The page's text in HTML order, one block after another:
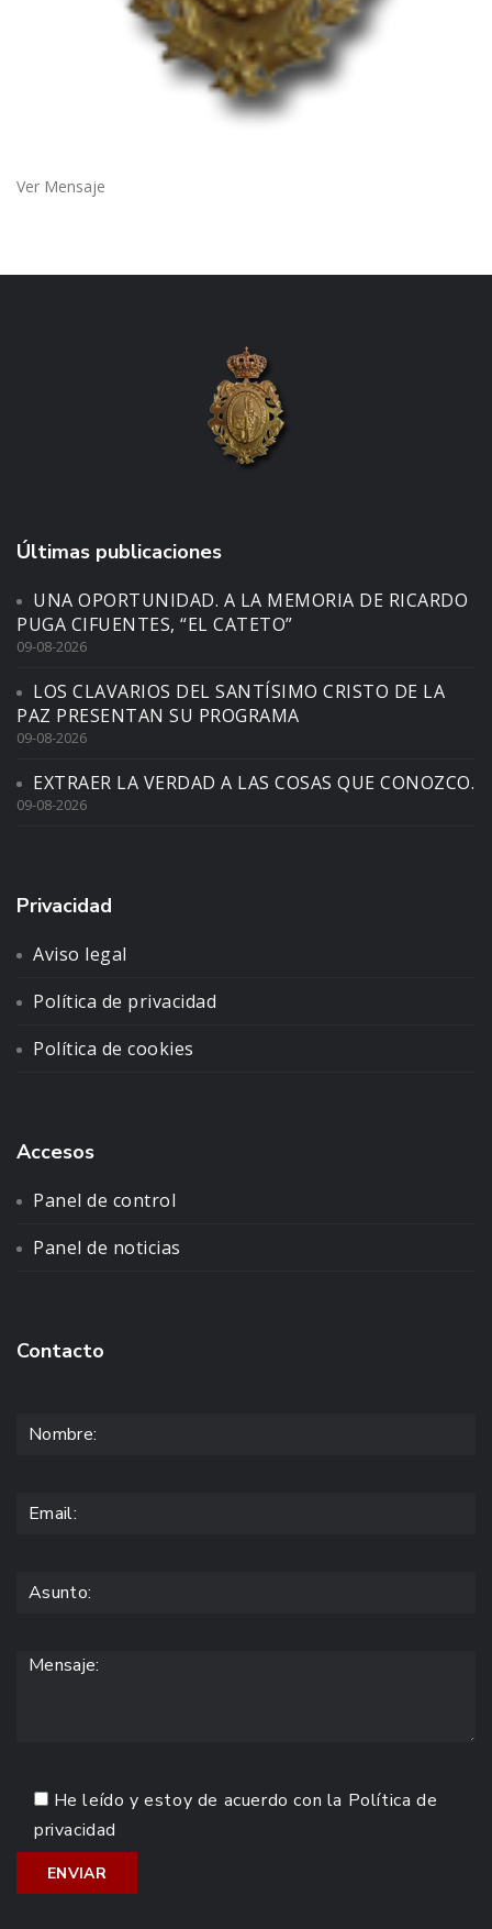
Ver Mensaje
Últimas publicaciones
UNA OPORTUNIDAD. A LA MEMORIA DE RICARDO
PUGA CIFUENTES, “EL CATETO”
09-08-2026
LOS CLAVARIOS DEL SANTÍSIMO CRISTO DE LA
PAZ PRESENTAN SU PROGRAMA
09-08-2026
EXTRAER LA VERDAD A LAS COSAS QUE CONOZCO.
09-08-2026
Privacidad
Aviso legal
Política de privacidad
Política de cookies
Accesos
Panel de control
Panel de noticias
Contacto
He leído y estoy de acuerdo con la Política de
privacidad